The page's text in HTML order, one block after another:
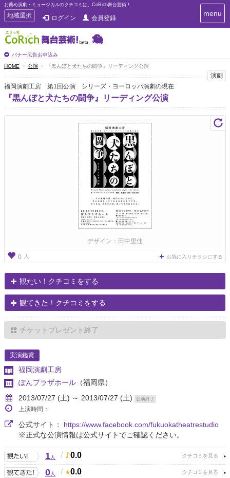
お薦め演劇・ミュージカルのクチコミは、CoRich舞台芸術！
T
o
g
g
e
n
a
v
地域選択 ログイン 会員登録
バナー広告お申込み
T
o
i
g
menu
HOME 公演 『黒んぼと犬たちの闘争』リーディング公演
演劇
福岡演劇工房 第1回公演 シリーズ・ヨーロッパ演劇の現在
『黒んぼと犬たちの闘争』リーディング公演
デザイン：田中里佳
0 人 お気に入りチラシにする
観たい！クチコミをする
観てきた！クチコミをする
チケットプレゼント終了
実演鑑賞
福岡演劇工房
ぽんプラザホール （福岡県）
2013/07/27 (土) ～ 2013/07/27 (土)
公演終了
上演時間：
公式サイト： https://www.facebook.com/fukuokatheatrestudio
※正式な公演情報は公式サイトでご確認ください。
1人 / 0.0
0人 / 0.0